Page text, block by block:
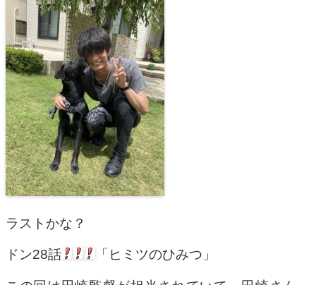
ラストかな？
ドン28話 「ヒミツのひみつ」